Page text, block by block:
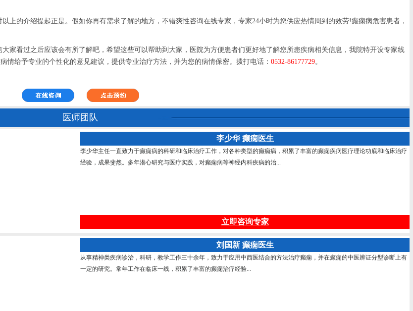
的介绍提起正是。假如你再有需求了解的地方，不错爽性咨询在线专家，专家24小时为您供应热情周到的效劳!癫痫病危害患者，
看过之后应该会有所了解吧，希望这些可以帮助到大家，医院为方便患者们更好地了解您所患疾病相关信息，我院特开设专家线
给予专业的个性化的意见建议，提供专业治疗方法，并为您的病情保密。拨打电话： 0532-86177729。
医师团队
李少华 癫痫医生
李少华主任一直致力于癫痫病的科研和临床治疗工作，对各种类型的癫痫病，积累了丰富的癫痫疾病医疗理论功底和临床治疗
经验，成果斐然。多年潜心研究与医疗实践，对癫痫病等神经内科疾病的治...
立即咨询专家
刘国新 癫痫医生
从事精神类疾病诊治，科研，教学工作三十余年，致力于应用中西医结合的方法治疗癫痫，并在癫痫的中医辨证分型诊断上有
一定的研究。常年工作在临床一线，积累了丰富的癫痫治疗经验...